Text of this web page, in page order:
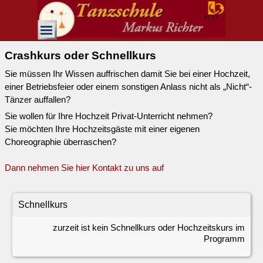
Direkt zum Seiteninhalt
Menü überspringen
Crashkurs oder Schnellkurs
Sie müssen Ihr Wissen auffrischen damit Sie bei einer Hochzeit,
einer Betriebsfeier oder einem sonstigen Anlass nicht als „Nicht“-
Tänzer auffallen?
Sie wollen für Ihre Hochzeit Privat-Unterricht nehmen?
Sie möchten Ihre Hochzeitsgäste mit einer eigenen
Choreographie überraschen?
Dann nehmen Sie hier Kontakt zu uns auf
Schnellkurs
zurzeit ist kein Schnellkurs oder Hochzeitskurs im
Programm